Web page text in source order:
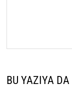
BU YAZIYA